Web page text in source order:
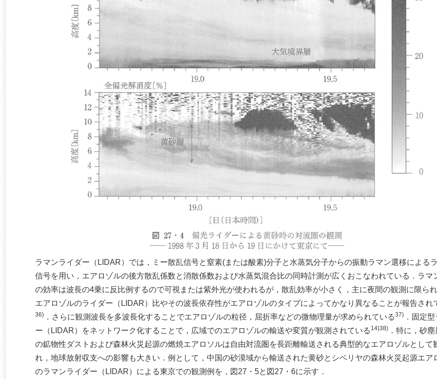
ラマンライダー（LIDAR）では，ミー散乱信号と窒素(または酸素)分子と水蒸気分子からの振動ラマン選移による
信号を用い，エアロゾルの後方散乱係数と消散係数および水蒸気混合比の同時計測が広くおこなわれている．ラマ
の効率は波長の4乗に反比例するので可視または紫外光が使われるが，散乱効率が小さく，主に夜間の観測に限ら
エアロゾルのライダー（LIDAR）比やその波長依存性がエアロゾルのタイプによってかなり異なることが報告され
36) ．さらに観測波長を多波長化することでエアロゾルの粒径，屈折率などの微物理量が求められている37) ．固定
ー（LIDAR）をネットワーク化することで，広域でのエアロゾルの輸送や変質が観測されている 14)38) ．特に，砂
の鉱物性ダストおよび森林火災起源の燃焼エアロソルは自由対流圏を長距離輸送される典型的なエアロゾルとして
れ，地球放射収支への影響も大きい．例として，中国の砂漠域から輸送された黄砂とシベリヤの森林火災起源エア
のラマンライダー（LIDAR）による東京での観測例を，図27・5と図27・6に示す．